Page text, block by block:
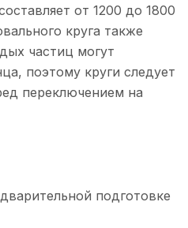
от 1200 до 1800
круга также
частиц могут
поэтому круги следует
переключением на
подготовке